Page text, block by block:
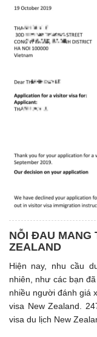
NỖI ĐAU MANG
ZEALAND
Hiện nay, nhu cầu
nhiên, như các bạn
nhiều người đánh giá
visa New Zealand.
visa du lịch New